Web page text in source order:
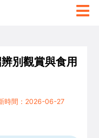
別觀賞與食用
時間：2026-06-27